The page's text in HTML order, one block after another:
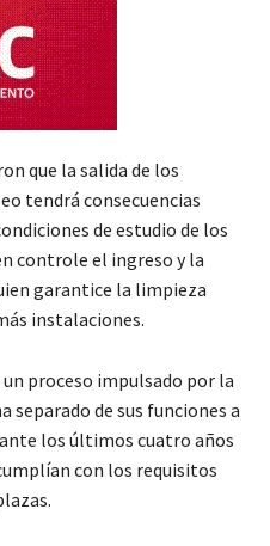
que la salida de los
tendrá consecuencias
de estudio de los
controle el ingreso y la
garantice la limpieza
instalaciones.
proceso impulsado por la
separado de sus funciones a
los últimos cuatro años
con los requisitos